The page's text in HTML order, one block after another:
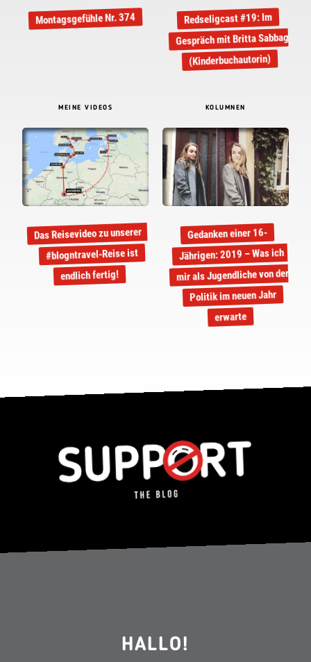
Montagsgefühle Nr. 374 Redseligcast #19: Im
Gespräch mit Britta Sabbag
(Kinderbuchautorin)
MEINE VIDEOS
Das Reisevideo zu unserer
#blogntravel-Reise ist
endlich fertig!
KOLUMNEN
Gedanken einer 16-
Jährigen: 2019 – Was ich
mir als Jugendliche von der
Politik im neuen Jahr
erwarte
HALLO!